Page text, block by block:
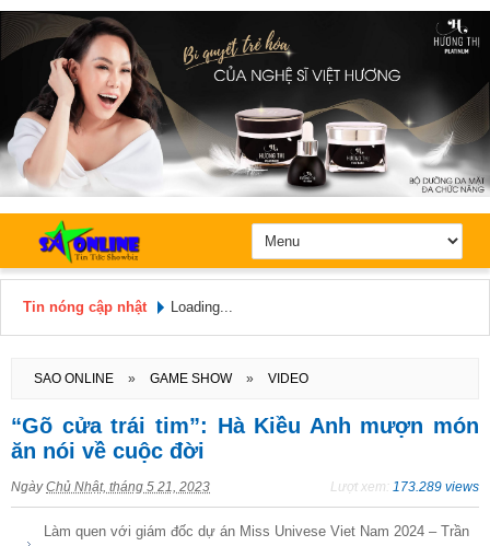
Tin nóng cập nhật Loading...
SAO ONLINE » GAME SHOW » VIDEO
“Gõ cửa trái tim”: Hà Kiều Anh mượn món
ăn nói về cuộc đời
NgàyChủ Nhật, tháng 5 21, 2023 Lượt xem: 173.289 views
Làm quen với giám đốc dự án Miss Univese Viet Nam 2024 – Trần